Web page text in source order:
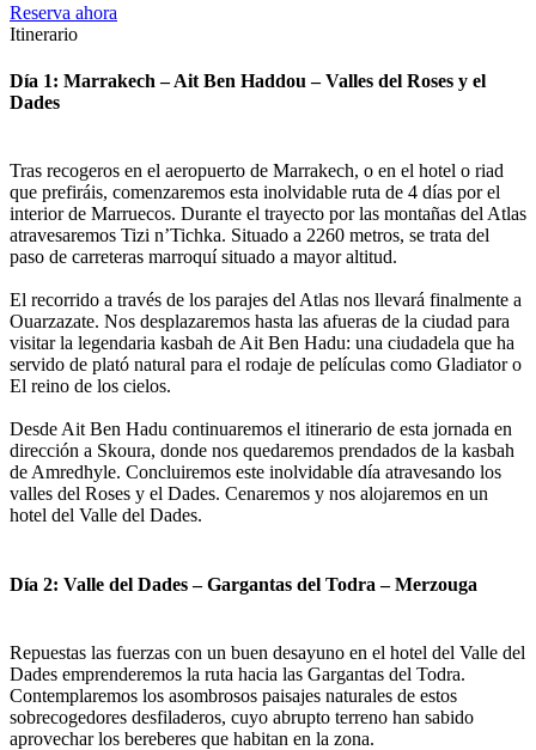
Reserva ahora
Itinerario
Día 1: Marrakech – Ait Ben Haddou – Valles del Roses y el
Dades
Tras recogeros en el aeropuerto de Marrakech, o en el hotel o riad
que prefiráis, comenzaremos esta inolvidable ruta de 4 días por el
interior de Marruecos. Durante el trayecto por las montañas del Atlas
atravesaremos Tizi n’Tichka. Situado a 2260 metros, se trata del
paso de carreteras marroquí situado a mayor altitud.
El recorrido a través de los parajes del Atlas nos llevará finalmente a
Ouarzazate. Nos desplazaremos hasta las afueras de la ciudad para
visitar la legendaria kasbah de Ait Ben Hadu: una ciudadela que ha
servido de plató natural para el rodaje de películas como Gladiator o
El reino de los cielos.
Desde Ait Ben Hadu continuaremos el itinerario de esta jornada en
dirección a Skoura, donde nos quedaremos prendados de la kasbah
de Amredhyle. Concluiremos este inolvidable día atravesando los
valles del Roses y el Dades. Cenaremos y nos alojaremos en un
hotel del Valle del Dades.
Día 2: Valle del Dades – Gargantas del Todra – Merzouga
Repuestas las fuerzas con un buen desayuno en el hotel del Valle del
Dades emprenderemos la ruta hacia las Gargantas del Todra.
Contemplaremos los asombrosos paisajes naturales de estos
sobrecogedores desfiladeros, cuyo abrupto terreno han sabido
aprovechar los bereberes que habitan en la zona.